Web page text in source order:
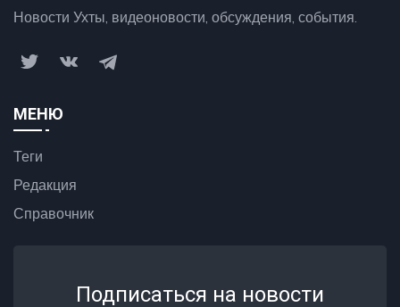
Новости Ухты, видеоновости, обсуждения, события.
МЕНЮ
Теги
Редакция
Справочник
Подписаться на новости